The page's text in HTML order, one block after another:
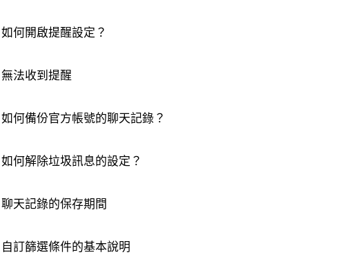
如何開啟提醒設定？
無法收到提醒
如何備份官方帳號的聊天記錄？
如何解除垃圾訊息的設定？
聊天記錄的保存期間
自訂篩選條件的基本說明
複製完畢